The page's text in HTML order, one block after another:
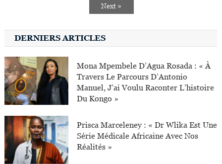
Next »
DERNIERS ARTICLES
Mona Mpembele D’Agua Rosada : « À
Travers Le Parcours D’Antonio
Manuel, J’ai Voulu Raconter L’histoire
Du Kongo »
Prisca Marceleney : « Dr Wlika Est Une
Série Médicale Africaine Avec Nos
Réalités »